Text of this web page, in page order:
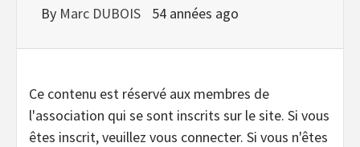
By Marc DUBOIS 54 années ago
Ce contenu est réservé aux membres de
l'association qui se sont inscrits sur le site. Si vous
êtes inscrit, veuillez vous connecter. Si vous n'êtes